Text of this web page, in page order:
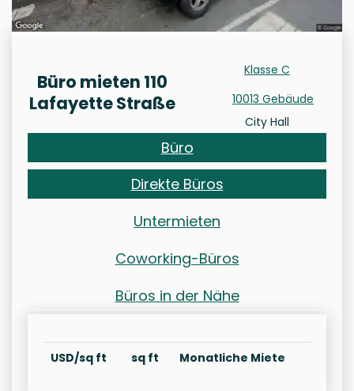
Büro mieten 110
Lafayette Straße
Klasse C
10013 Gebäude
City Hall
Büro
Direkte Büros
Untermieten
Coworking-Büros
Büros in der Nähe
USD/sq ft sq ft Monatliche Miete